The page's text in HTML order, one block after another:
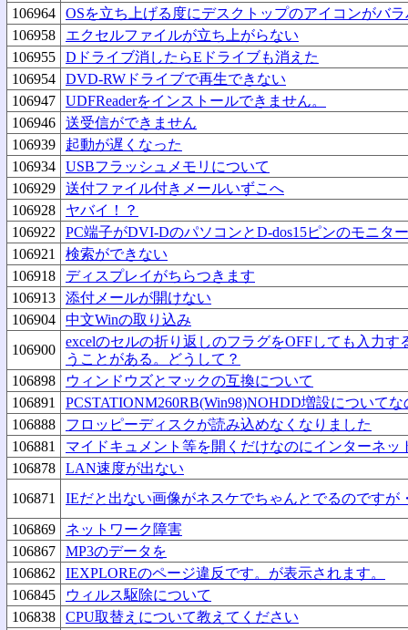
106964
OSを立ち上げる度にデスクトップのアイコンがバ
106958
エクセルファイルが立ち上がらない
106955
Dドライブ消したらEドライブも消えた
106954
DVD-RWドライブで再生できない
106947
UDFReaderをインストールできません。
106946
送受信ができません
106939
起動が遅くなった
106934
USBフラッシュメモリについて
106929
送付ファイル付きメールいずこへ
106928
ヤバイ！？
106922
PC端子がDVI-DのパソコンとD-dos15ピンのモニタ
106921
検索ができない
106918
ディスプレイがちらつきます
106913
添付メールが開けない
106904
中文Winの取り込み
106900
excelのセルの折り返しのフラグをOFFしても入力
うことがある。どうして？
106898
ウィンドウズとマックの互換について
106891
PCSTATIONM260RB(Win98)NOHDD増設について
106888
フロッピーディスクが読み込めなくなりました
106881
マイドキュメント等を開くだけなのにインターネッ
106878
LAN速度が出ない
106871
IEだと出ない画像がネスケでちゃんとでるのですが
106869
ネットワーク障害
106867
MP3のデータを
106862
IEXPLOREのページ違反です。が表示されます。
106845
ウィルス駆除について
106838
CPU取替えについて教えてください